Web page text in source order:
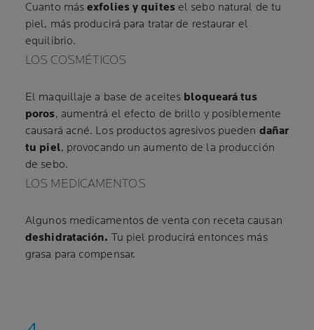
Cuanto másexfolies y quitesel sebo natural de tu
piel, más producirá para tratar de restaurar el
equilibrio.
LOS COSMÉTICOS
El maquillaje a base de aceites bloqueará tus
poros, aumentrá el efecto de brillo y posiblemente
causará acné. Los productos agresivos pueden dañar
tu piel, provocando un aumento de la producción
de sebo.
LOS MEDICAMENTOS
Algunos medicamentos de venta con receta causan
deshidratación. Tu piel producirá entonces más
grasa para compensar.